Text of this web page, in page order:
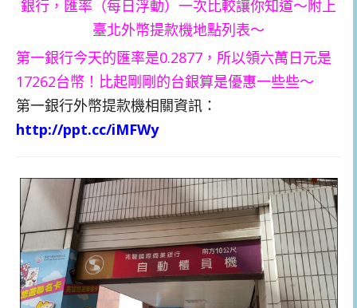
第一銀行今天的匯率是0.2877，所以領六萬日元是
17262台幣！比起剛剛的台銀算是優惠一些些～
第一銀行外幣提款機相關資訊：
http://ppt.cc/iMFWy